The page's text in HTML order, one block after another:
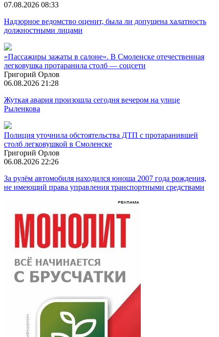
07.08.2026 08:33
Надзорное ведомство оценит, была ли допущена халатность
должностными лицами
«Пассажиры зажаты в салоне». В Смоленске отечественная
легковушка протаранила столб — соцсети
Григорий Орлов
06.08.2026 21:28
Жуткая авария произошла сегодня вечером на улице
Рыленкова
Полиция уточнила обстоятельства ДТП с протаранившей
столб легковушкой в Смоленске
Григорий Орлов
06.08.2026 22:26
За рулём автомобиля находился юноша 2007 года рождения,
не имеющий права управления транспортными средствами